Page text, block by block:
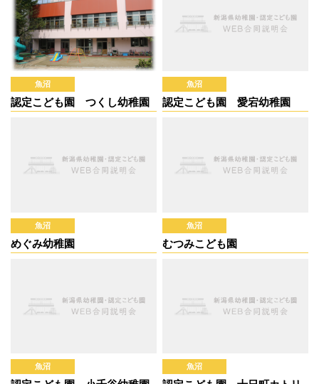
魚沼
認定こども園 つくし幼稚園
魚沼
認定こども園 愛宕幼稚園
魚沼
めぐみ幼稚園
魚沼
むつみこども園
魚沼 魚沼